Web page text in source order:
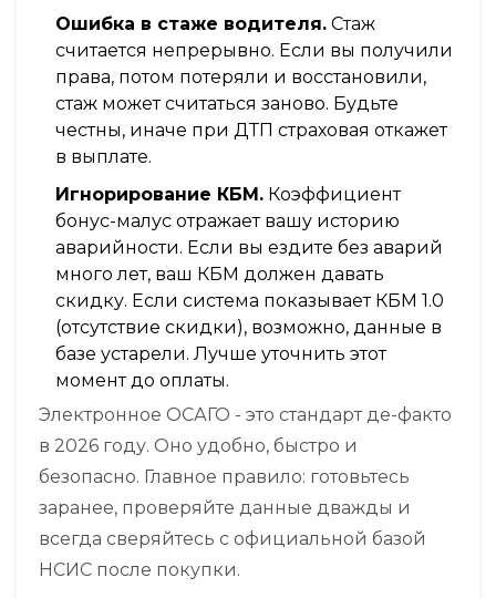
Ошибка в стаже водителя. Стаж
считается непрерывно. Если вы получили
права, потом потеряли и восстановили,
стаж может считаться заново. Будьте
честны, иначе при ДТП страховая откажет
в выплате.
Игнорирование КБМ. Коэффициент
бонус-малус отражает вашу историю
аварийности. Если вы ездите без аварий
много лет, ваш КБМ должен давать
скидку. Если система показывает КБМ 1.0
(отсутствие скидки), возможно, данные в
базе устарели. Лучше уточнить этот
момент до оплаты.
Электронное ОСАГО - это стандарт де-факто
в 2026 году. Оно удобно, быстро и
безопасно. Главное правило: готовьтесь
заранее, проверяйте данные дважды и
всегда сверяйтесь с официальной базой
НСИС после покупки.